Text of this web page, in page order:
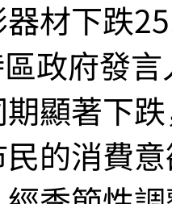
材下跌
政府發
顯著下
的消費